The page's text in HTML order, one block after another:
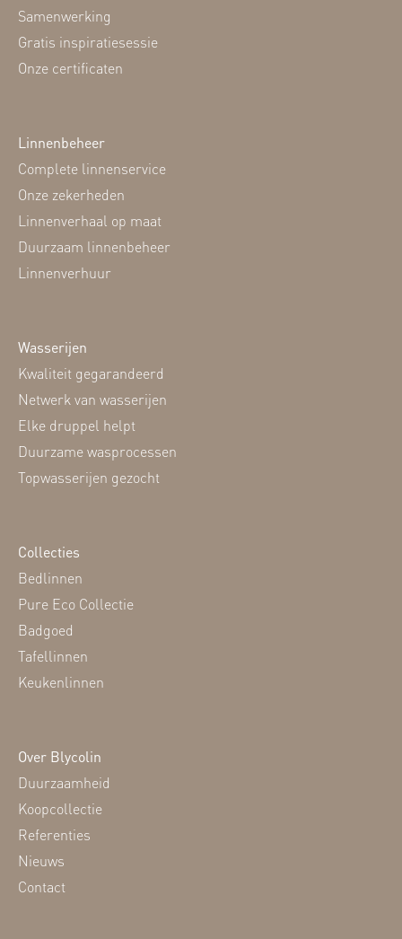
Samenwerking
Gratis inspiratiesessie
Onze certificaten
Linnenbeheer
Complete linnenservice
Onze zekerheden
Linnenverhaal op maat
Duurzaam linnenbeheer
Linnenverhuur
Wasserijen
Kwaliteit gegarandeerd
Netwerk van wasserijen
Elke druppel helpt
Duurzame wasprocessen
Topwasserijen gezocht
Collecties
Bedlinnen
Pure Eco Collectie
Badgoed
Tafellinnen
Keukenlinnen
Over Blycolin
Duurzaamheid
Koopcollectie
Referenties
Nieuws
Contact